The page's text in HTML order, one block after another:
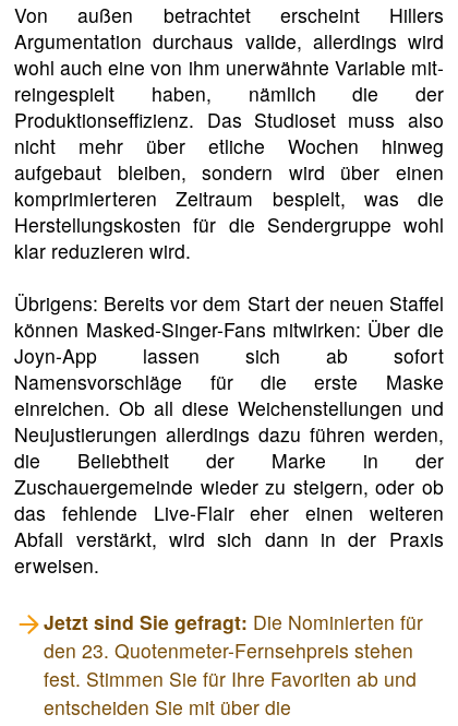
Von außen betrachtet erscheint Hillers
Argumentation durchaus valide, allerdings wird
wohl auch eine von ihm unerwähnte Variable mit-
reingespielt haben, nämlich die der
Produktionseffizienz. Das Studioset muss also
nicht mehr über etliche Wochen hinweg
aufgebaut bleiben, sondern wird über einen
komprimierteren Zeitraum bespielt, was die
Herstellungskosten für die Sendergruppe wohl
klar reduzieren wird.
Übrigens: Bereits vor dem Start der neuen Staffel
können Masked-Singer-Fans mitwirken: Über die
Joyn-App lassen sich ab sofort
Namensvorschläge für die erste Maske
einreichen. Ob all diese Weichenstellungen und
Neujustierungen allerdings dazu führen werden,
die Beliebtheit der Marke in der
Zuschauergemeinde wieder zu steigern, oder ob
das fehlende Live-Flair eher einen weiteren
Abfall verstärkt, wird sich dann in der Praxis
erweisen.
Jetzt sind Sie gefragt: Die Nominierten für
den 23. Quotenmeter-Fernsehpreis stehen
fest. Stimmen Sie für Ihre Favoriten ab und
entscheiden Sie mit über die